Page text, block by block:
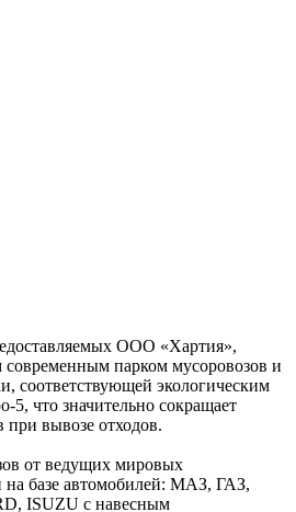
ООО «Хартия»,
современным парком мусоровозов и
соответствующей экологическим
5, что значительно сокращает
вывозе отходов.
от ведущих мировых
на базе автомобилей: МАЗ, ГАЗ,
ISUZU с навесным